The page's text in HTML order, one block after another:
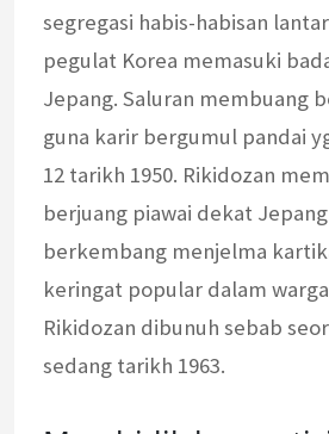
segregasi habis-habisan
pegulat Korea memasuki
Jepang. Saluran membuang
guna karir bergumul pandai
12 tarikh 1950. Rikidozan
berjuang piawai dekat
berkembang menjelma
keringat popular dalam
Rikidozan dibunuh sebab
sedang tarikh 1963.